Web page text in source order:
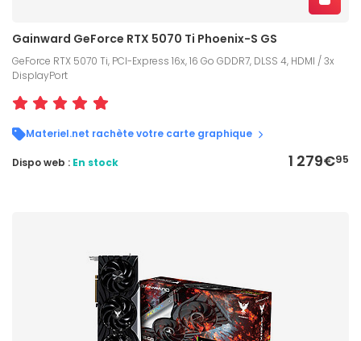
Gainward GeForce RTX 5070 Ti Phoenix-S GS
GeForce RTX 5070 Ti, PCI-Express 16x, 16 Go GDDR7, DLSS 4, HDMI / 3x
DisplayPort
Materiel.net rachète votre carte graphique
1 279€95
Dispo web : En stock